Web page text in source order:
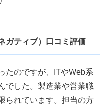
ガティブ）口コミ評価
たのですが、ITやWeb系
でした。製造業や営業職
られています。担当の方